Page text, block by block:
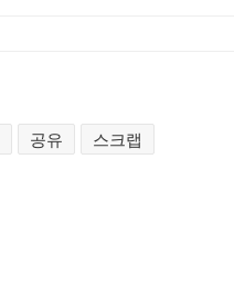
공유 스크랩